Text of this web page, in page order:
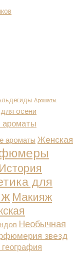
Ароматы
осени
ароматы
ароматы Женская
История
для
Макияж
Необычная
звезд